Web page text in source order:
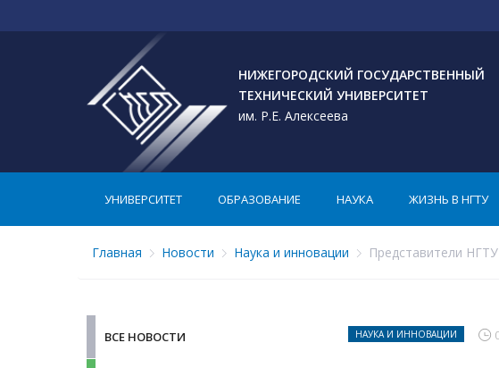
НИЖЕГОРОДСКИЙ ГОСУДАРСТВЕННЫЙ
ТЕХНИЧЕСКИЙ УНИВЕРСИТЕТ
им. Р.Е. Алексеева
УНИВЕРСИТЕТ ОБРАЗОВАНИЕ НАУКА ЖИЗНЬ В НГТУ
Главная Новости Наука и инновации Представители
ВСЕ НОВОСТИ НАУКА И ИННОВАЦИИ